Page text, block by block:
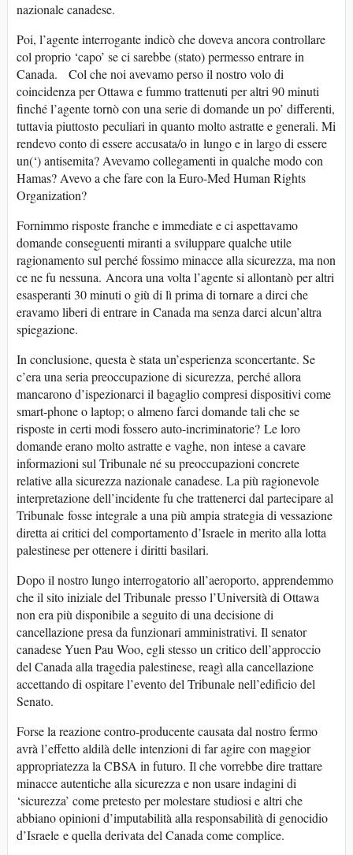
nazionale canadese.
Poi, l’agente interrogante indicò che doveva ancora controllare
col proprio ‘capo’ se ci sarebbe (stato) permesso entrare in
Canada. Col che noi avevamo perso il nostro volo di
coincidenza per Ottawa e fummo trattenuti per altri 90 minuti
finché l’agente tornò con una serie di domande un po’ differenti,
tuttavia piuttosto peculiari in quanto molto astratte e generali. Mi
rendevo conto di essere accusata/o in lungo e in largo di essere
un(‘) antisemita? Avevamo collegamenti in qualche modo con
Hamas? Avevo a che fare con la Euro-Med Human Rights
Organization?
Fornimmo risposte franche e immediate e ci aspettavamo
domande conseguenti miranti a sviluppare qualche utile
ragionamento sul perché fossimo minacce alla sicurezza, ma non
ce ne fu nessuna. Ancora una volta l’agente si allontanò per altri
esasperanti 30 minuti o giù di lì prima di tornare a dirci che
eravamo liberi di entrare in Canada ma senza darci alcun’altra
spiegazione.
In conclusione, questa è stata un’esperienza sconcertante. Se
c’era una seria preoccupazione di sicurezza, perché allora
mancarono d’ispezionarci il bagaglio compresi dispositivi come
smart-phone o laptop; o almeno farci domande tali che se
risposte in certi modi fossero auto-incriminatorie? Le loro
domande erano molto astratte e vaghe, non intese a cavare
informazioni sul Tribunale né su preoccupazioni concrete
relative alla sicurezza nazionale canadese. La più ragionevole
interpretazione dell’incidente fu che trattenerci dal partecipare al
Tribunale fosse integrale a una più ampia strategia di vessazione
diretta ai critici del comportamento d’Israele in merito alla lotta
palestinese per ottenere i diritti basilari.
Dopo il nostro lungo interrogatorio all’aeroporto, apprendemmo
che il sito iniziale del Tribunale presso l’Università di Ottawa
non era più disponibile a seguito di una decisione di
cancellazione presa da funzionari amministrativi. Il senator
canadese Yuen Pau Woo, egli stesso un critico dell’approccio
del Canada alla tragedia palestinese, reagì alla cancellazione
accettando di ospitare l’evento del Tribunale nell’edificio del
Senato.
Forse la reazione contro-producente causata dal nostro fermo
avrà l’effetto aldilà delle intenzioni di far agire con maggior
appropriatezza la CBSA in futuro. Il che vorrebbe dire trattare
minacce autentiche alla sicurezza e non usare indagini di
‘sicurezza’ come pretesto per molestare studiosi e altri che
abbiano opinioni d’imputabilità alla responsabilità di genocidio
d’Israele e quella derivata del Canada come complice.